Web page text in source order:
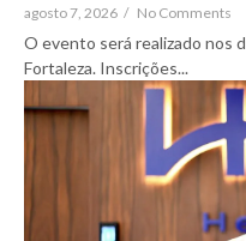
agosto 7, 2026 / No Comments
O evento será realizado nos
Fortaleza. Inscrições...